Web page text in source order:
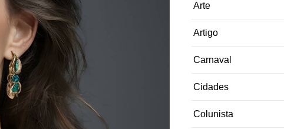
Arte
Artigo
Carnaval
Cidades
Colunista